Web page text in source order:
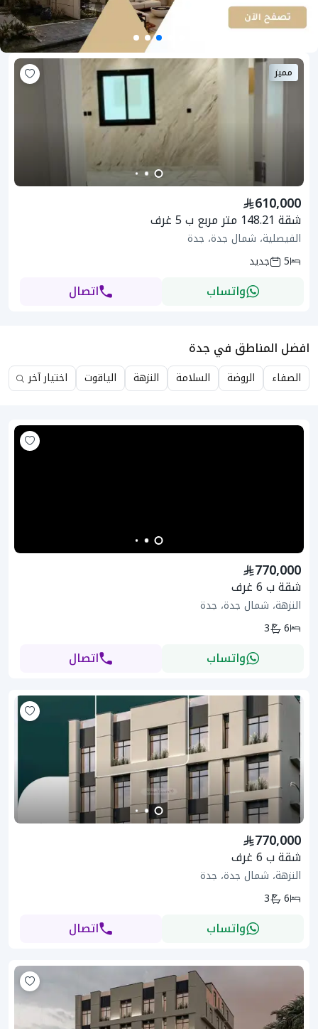
مميز
610,000
شقة 148.21 متر مربع ب 5 غرف
الفيصلية، شمال جدة، جدة
5
جديد
واتساب اتصال
افضل المناطق في جدة
الصفاء الروضة السلامة النزهة الياقوت اختيار آخر
770,000
شقة ب 6 غرف
النزهة، شمال جدة، جدة
6
3
واتساب اتصال
770,000
شقة ب 6 غرف
النزهة، شمال جدة، جدة
6
3
واتساب اتصال